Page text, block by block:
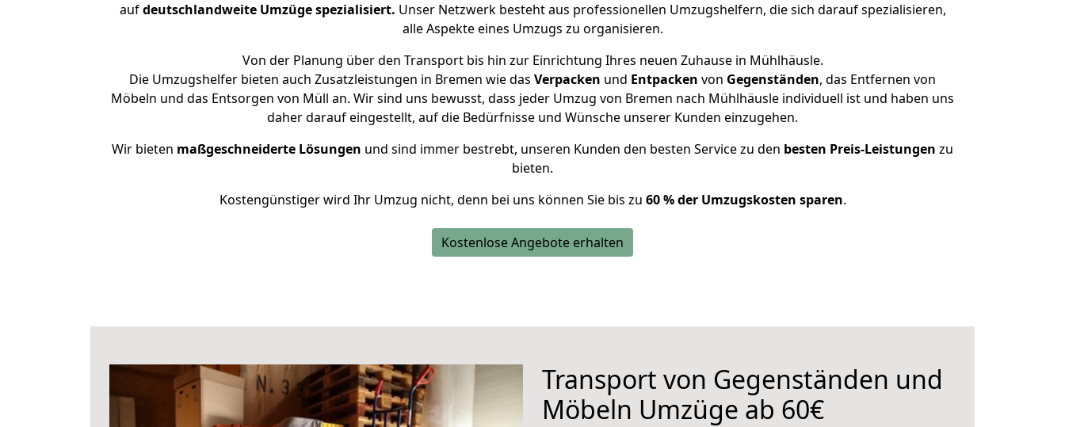
aufdeutschlandweite Umzüge spezialisiert. Unser Netzwerk besteht aus professionellen Umzugshelfern, die sich darauf spezialisieren,
alle Aspekte eines Umzugs zu organisieren.
Von der Planung über den Transport bis hin zur Einrichtung Ihres neuen Zuhause in Mühlhäusle.
Die Umzugshelfer bieten auch Zusatzleistungen in Bremen wie das Verpacken und Entpacken von Gegenständen, das Entfernen von
Möbeln und das Entsorgen von Müll an. Wir sind uns bewusst, dass jeder Umzug von Bremen nach Mühlhäusle individuell ist und haben uns
daher darauf eingestellt, auf die Bedürfnisse und Wünsche unserer Kunden einzugehen.
Wir bieten maßgeschneiderte Lösungen und sind immer bestrebt, unseren Kunden den besten Service zu den besten Preis-Leistungen zu
bieten.
Kostengünstiger wird Ihr Umzug nicht, denn bei uns können Sie bis zu 60 % der Umzugskosten sparen.
Kostenlose Angebote erhalten
Transport von Gegenständen und
Möbeln Umzüge ab 60€